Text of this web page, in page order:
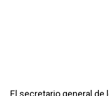
El secretario general